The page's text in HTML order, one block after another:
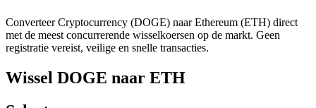
Converteer Cryptocurrency (DOGE) naar Ethereum (ETH) direct
met de meest concurrerende wisselkoersen op de markt. Geen
registratie vereist, veilige en snelle transacties.
Wissel DOGE naar ETH